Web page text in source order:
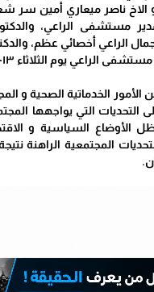
ناصر ميعاري أمين سر
مستشفى الراعي،
جمال الراعي أخصائي عظم،
الراعي يوم الثلاثاء ١٣-٧-٢٠٢٥.
الأمور الخدماتية الصحية و
التحديات التي يواجهها
السياسية و
المجتمعية الراهنة